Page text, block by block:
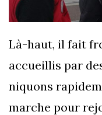
Là-haut, il fait
accueillis par
niquons
marche pour